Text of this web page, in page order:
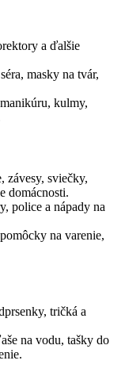
a ďalšie
masky na tvár,
kulmy,
závesy, sviečky,
domácnosti.
police a nápady na
na varenie,
tričká a
na vodu, tašky do